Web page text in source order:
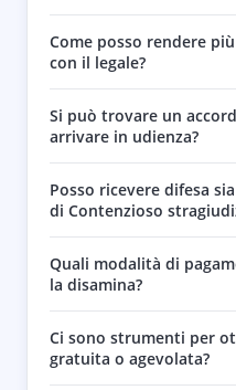
Come posso rendere
con il legale?
Si può trovare un
arrivare in udienza?
Posso ricevere difesa
di Contenzioso
Quali modalità di
la disamina?
Ci sono strumenti per
gratuita o agevolata?